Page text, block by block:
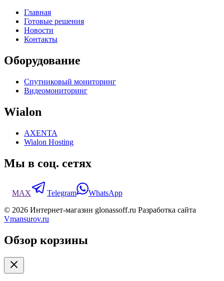
Главная
Готовые решения
Новости
Контакты
Оборудование
Спутниковый мониторинг
Видеомониторинг
Wialon
AXENTA
Wialon Hosting
Мы в соц. сетях
MAX Telegram
WhatsApp
© 2026 Интернет-магазин glonassoff.ru Разработка сайта
Vmansurov.ru
Обзор корзины